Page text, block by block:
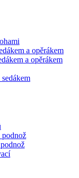
a opěrákem
a opěrákem
podnož